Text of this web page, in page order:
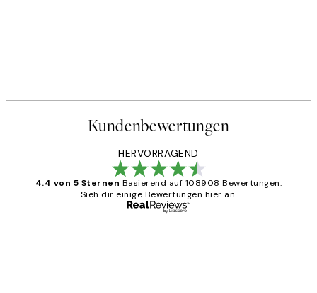
Kundenbewertungen
HERVORRAGEND
4.4 von 5 Sternen Basierend auf 108908 Bewertungen.
Sieh dir einige Bewertungen hier an.